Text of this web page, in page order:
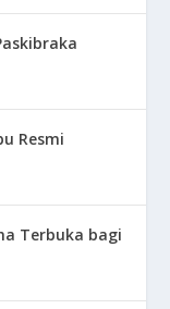
Resmi
Terbuka bagi